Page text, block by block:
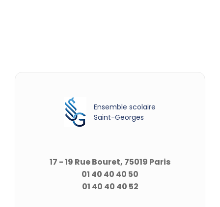
Ensemble scolaire
Saint-Georges
17 - 19 Rue Bouret, 75019 Paris
01 40 40 40 50
01 40 40 40 52